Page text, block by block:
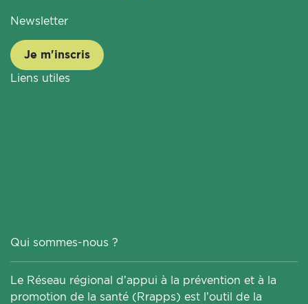
Newsletter
Je m'inscris
Liens utiles
Qui sommes-nous ?
Le Réseau régional d’appui à la prévention et à la
promotion de la santé (Rrapps) est l’outil de la